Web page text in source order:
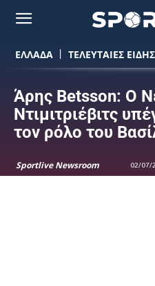
ΕΛΛΑΔΑ ΤΕΛΕΥΤΑΙΕΣ
Άρης Betsson: Ο
Ντιμιτριέβιτς
τον ρόλο του
Sportlive Newsroom 02/07/